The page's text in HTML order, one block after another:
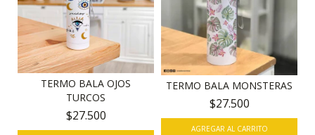
TERMO BALA OJOS
TURCOS
$27.500
TERMO BALA MONSTERAS
$27.500
AGREGAR AL CARRITO